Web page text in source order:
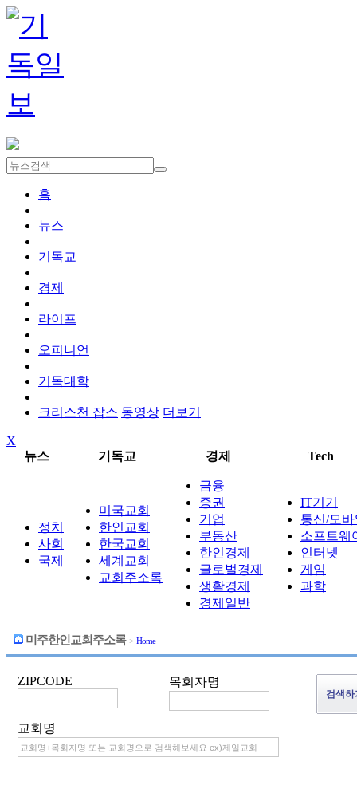
홈
뉴스
기독교
경제
라이프
오피니언
기독대학
크리스천 잡스 동영상 더보기
X
뉴스
기독교 경제 Tech
정치
사회
국제
미국교회
한인교회
한국교회
세계교회
교회주소록
금융
증권
기업
부동산
한인경제
글로벌경제
생활경제
경제일반
IT기기
통신/모
소프트웨
인터넷
게임
과학
미주한인교회주소록 > Home
ZIPCODE 목회자명
교회명